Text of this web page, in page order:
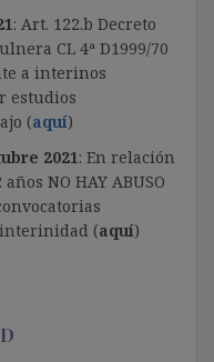
: Art. 122.b Decreto
CL 4ª D1999/70
a interinos
estudios
(aquí)
2021: En relación
NO HAY ABUSO
(aquí)